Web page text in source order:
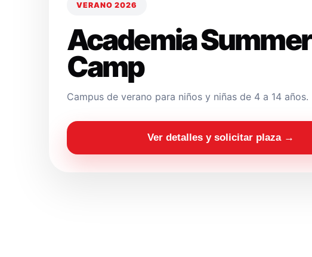
VERANO 2026
Academia Summer
Camp
Campus de verano para niños y niñas de 4 a 14 años.
Ver detalles y solicitar plaza →